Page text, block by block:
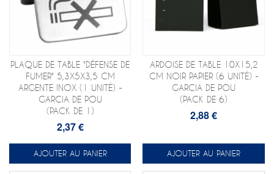
PLAQUE DE TABLE "DÉFENSE DE
FUMER" 5,3X5X3,5 CM
ARGENTE INOX (1 UNITÉ) -
GARCIA DE POU
(PACK DE 1)
2,37 €
AJOUTER AU PANIER
ARDOISE DE TABLE 10X15,2
CM NOIR PAPIER (6 UNITÉ) -
GARCIA DE POU
(PACK DE 6)
2,88 €
AJOUTER AU PANIER